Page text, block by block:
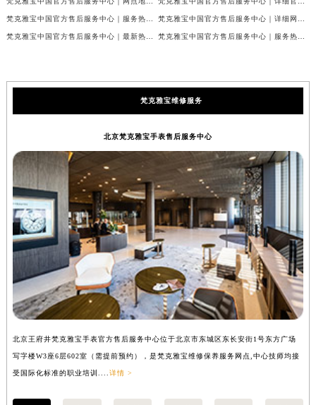
梵克雅宝维修服务
北京梵克雅宝手表售后服务中心
北京王府井梵克雅宝手表官方售后服务中心位于北京市东城区东长安街1号东方广场
写字楼W3座6层602室（需提前预约），是梵克雅宝维修保养服务网点,中心技师均接
受国际化标准的职业培训.... 详情 >